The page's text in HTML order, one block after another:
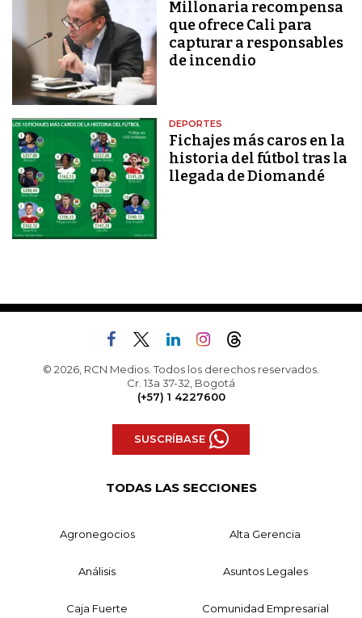
Millonaria recompensa
que ofrece Cali para
capturar a responsables
de incendio
DEPORTES
Fichajes más caros en la
historia del fútbol tras la
llegada de Diomandé
© 2026, RCN Medios. Todos los derechos reservados.
Cr. 13a 37-32, Bogotá
(+57) 1 4227600
SUSCRÍBASE
TODAS LAS SECCIONES
Agronegocios Alta Gerencia
Análisis Asuntos Legales
Caja Fuerte Comunidad Empresarial